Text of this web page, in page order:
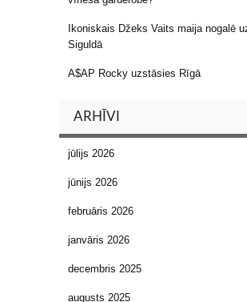
Ikoniskais Džeks Vaits maija nogalē
Siguldā
A$AP Rocky uzstāsies Rīgā
ARHĪVI
jūlijs 2026
jūnijs 2026
februāris 2026
janvāris 2026
decembris 2025
augusts 2025